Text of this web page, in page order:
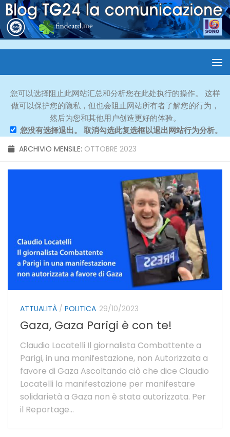
您可以选择阻止此网站汇总和分析您在此处执行的操作。 这样
做可以保护您的隐私，但也会阻止网站所有者了解您的行为，
然后为您和其他用户创造更好的体验。
您没有选择退出。 取消勾选此复选框以退出网站行为分析。
ARCHIVIO MENSILE: OTTOBRE 2023
ATTUALITÀ / POLITICA 29/10/2023
Gaza, Gaza Parigi è con te!
Claudio Locatelli Il giornalista Combattente a
Parigi, in una manifestazione, non Autorizzata a
favore di Gaza Ascoltando ciò che dice Claudio
Locatelli la manifestazione per manifestare
solidarietà a Gaza non è stata autorizzata. Per
il Reportage...